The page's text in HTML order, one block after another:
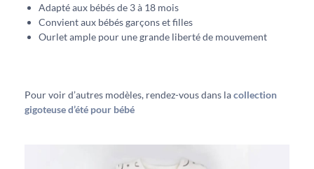
Adapté aux bébés de 3 à 18 mois
Convient aux bébés garçons et filles
Ourlet ample pour une grande liberté de mouvement
Pour voir d’autres modèles, rendez-vous dans lacollection
gigoteuse d’été pour bébé